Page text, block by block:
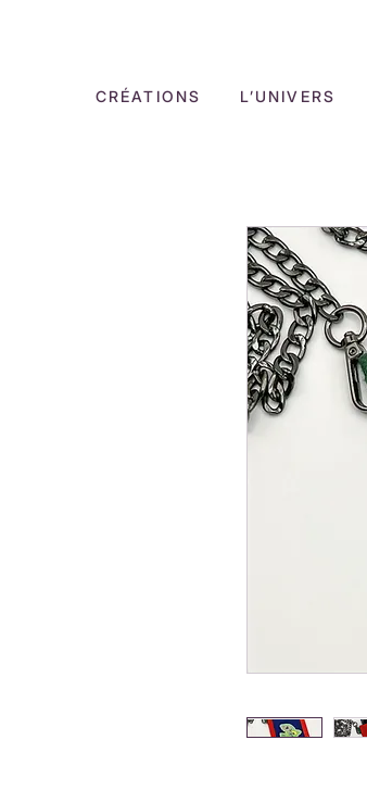
CRÉATIONS L’UNIVERS